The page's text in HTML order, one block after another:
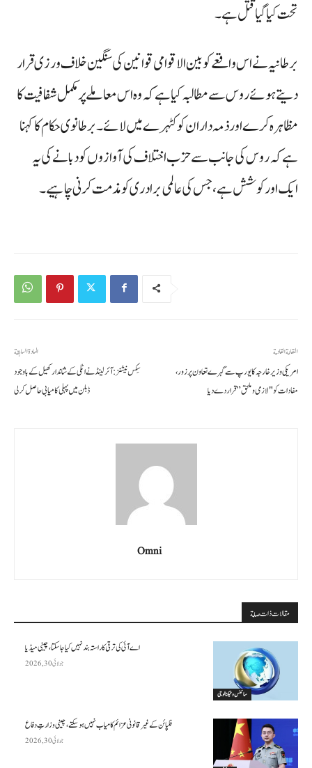
تحت کیا گیا قتل ہے۔
برطانیہ نے اس واقعے کو بین الاقوامی قوانین کی سنگین خلاف ورزی قرار
دیتے ہوئے روس سے مطالبہ کیا ہے کہ وہ اس معاملے پر مکمل شفافیت کا
مظاہرہ کرے اور ذمہ داران کو کٹہرے میں لائے۔ برطانوی حکام کا کہنا
ہے کہ روس کی جانب سے حزب اختلاف کی آوازوں کو دبانے کی یہ
ایک اور کوشش ہے، جس کی عالمی برادری کو مذمت کرنی چاہیے۔
المادة السابقة
سِکس نیشنز: آئرلینڈ نے اٹلی کے شاندار کھیل کے باوجود
ڈبلن میں پہلی کامیابی حاصل کر لی
المقالة القادمة
امریکی وزیر خارجہ کا یورپ سے گہرے تعاون پر زور،
مفادات کو "لازمی و ملحق” قرار دے دیا
Omni
مقالات ذات صلة
سائنس وٹیکنالوجی
اے آئی کی ترقی کا راستہ بند نہیں کیا جا سکتا، چینی میڈیا
جولائی 30, 2026
فلپائن کے غیر قانونی عزائم کامیاب نہیں ہو سکتے ، چینی وزارتِ دفاع
جولائی 30, 2026